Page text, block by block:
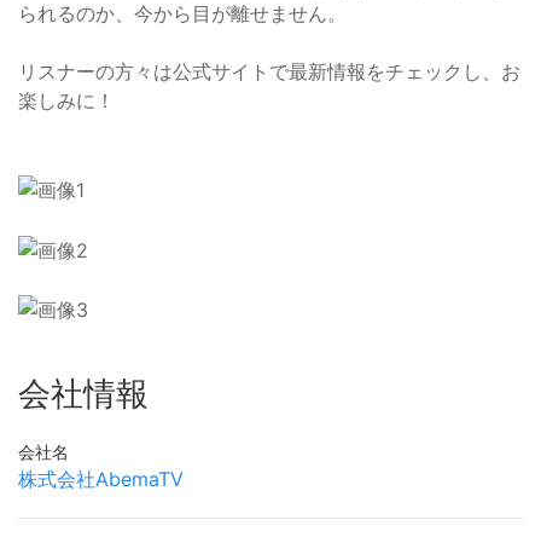
られるのか、今から目が離せません。
リスナーの方々は公式サイトで最新情報をチェックし、お
楽しみに！
会社情報
会社名
株式会社AbemaTV